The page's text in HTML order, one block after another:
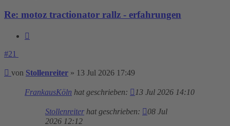
Re: motoz tractionator rallz - erfahrungen
#21
Beitrag
von Stollenreiter » 13 Jul 2026 17:49
FrankausKöln hat geschrieben: 13 Jul 2026 14:10
Stollenreiter hat geschrieben:
08 Jul
2026 12:12